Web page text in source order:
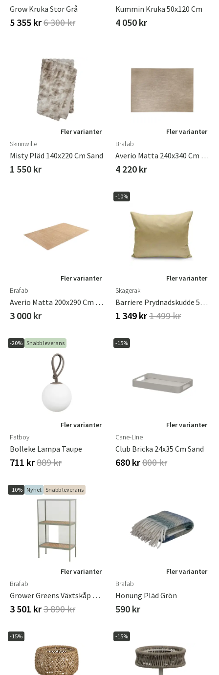
Danmark
Norge
Suomi
Grow Kruka Stor Grå
5 355 kr6 300 kr
Kummin Kruka 50x120 Cm
4 050 kr
Fler varianter
Skinnwille
Misty Pläd 140x220 Cm Sand
1 550 kr
Fler varianter
Brafab
Averio Matta 240x340 Cm Beige
4 220 kr
Fler varianter
Brafab
Averio Matta 200x290 Cm Sand
3 000 kr
-10%
Fler varianter
Skagerak
Barriere Prydnadskudde 50x40 Cm Honey Yellow
1 349 kr1 499 kr
-20% Snabb leverans
Fler varianter
Fatboy
Bolleke Lampa Taupe
711 kr889 kr
-15%
Fler varianter
Cane-Line
Club Bricka 24x35 Cm Sand
680 kr800 kr
-10% Nyhet Snabb leverans
Fler varianter
Brafab
Grower Greens Växtskåp Hög Dusty Green
3 501 kr3 890 kr
Fler varianter
Brafab
Honung Pläd Grön
590 kr
-15% -15%